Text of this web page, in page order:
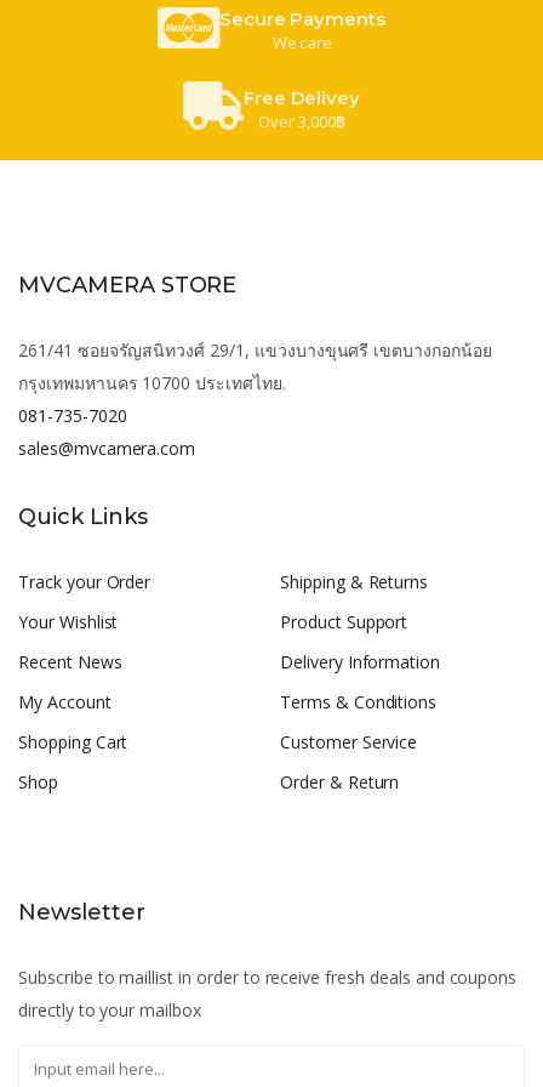
Secure Payments
We care
Free Delivey
Over 3,000฿
MVCAMERA STORE
261/41 ซอยจรัญสนิทวงศ์ 29/1, แขวงบางขุนศรี เขตบางกอกน้อย
กรุงเทพมหานคร 10700 ประเทศไทย.
081-735-7020
sales@mvcamera.com
Quick Links
Track your Order
Your Wishlist
Recent News
My Account
Shopping Cart
Shop
Shipping & Returns
Product Support
Delivery Information
Terms & Conditions
Customer Service
Order & Return
Newsletter
Subscribe to maillist in order to receive fresh deals and coupons
directly to your mailbox